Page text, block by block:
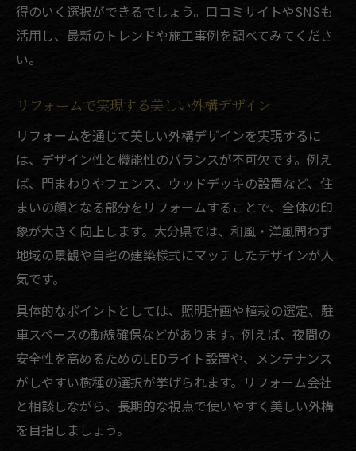
得のいく選択ができるでしょう。口コミサイトやSNSも
活用し、最新のトレンドや施工事例を調べてみてくださ
い。
リフォームで実現する美しい外構デザイン
リフォームを通じて美しい外構デザインを実現するに
は、デザイン性と機能性のバランスが不可欠です。例え
ば、門まわりやフェンス、ウッドデッキの設置など、住
まいの顔となる部分をリフォームすることで、全体の印
象が大きく向上します。大分県では、和風・洋風問わず
地域の景観や自宅の建築様式にマッチしたデザインが人
気です。
具体的なポイントとしては、照明計画や植栽の選定、駐
車スペースの動線確保などがあります。例えば、夜間の
安全性を高めるためのLEDライト設置や、メンテナンス
がしやすい樹種の選択が挙げられます。リフォーム会社
と相談しながら、長期的な視点で使いやすく美しい外構
を目指しましょう。